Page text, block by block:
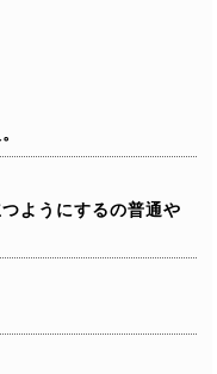
ようにするの普通や